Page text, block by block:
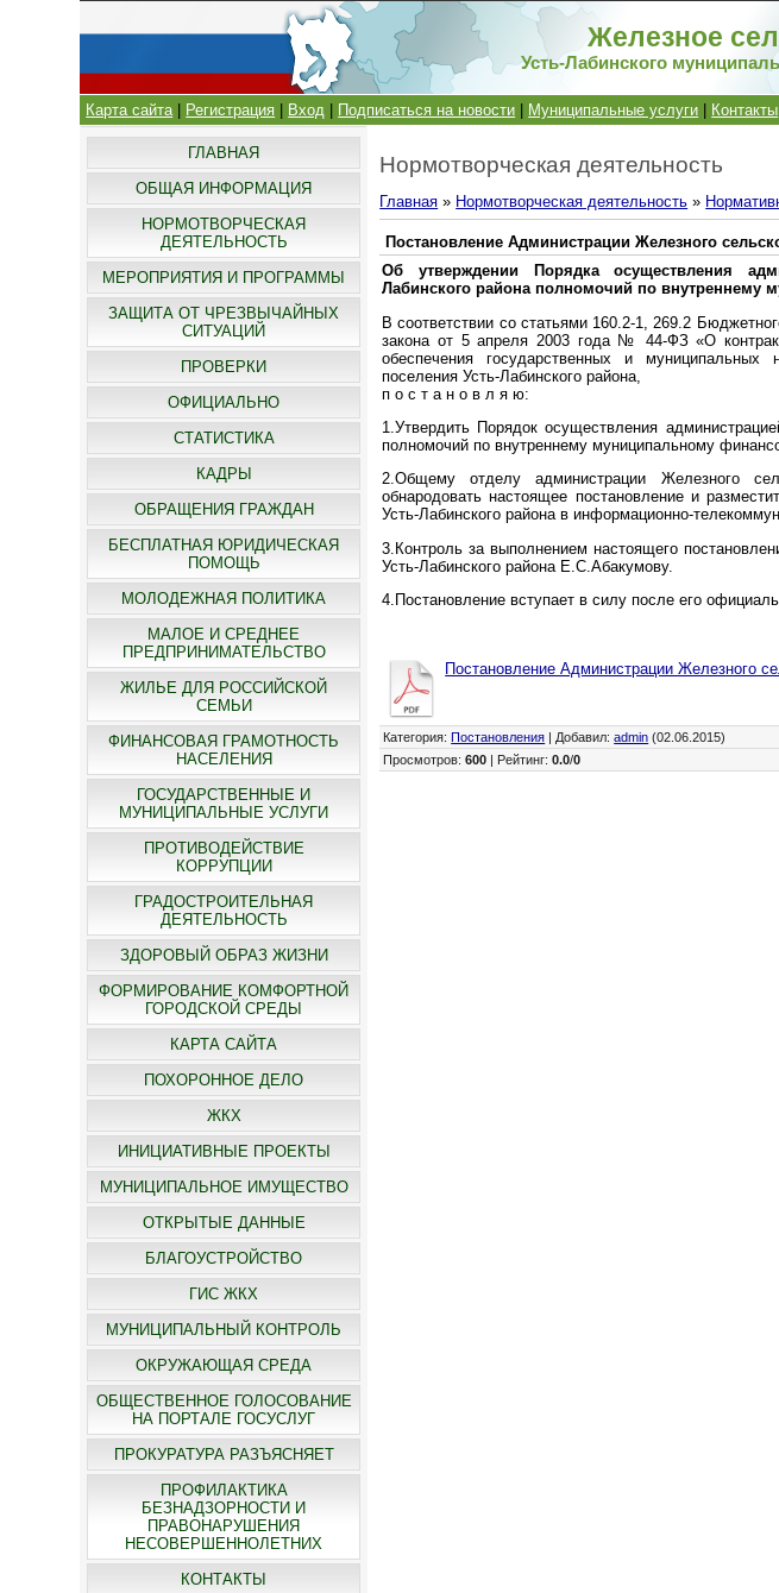
Железное
Усть-Лабинского
Карта сайта| Регистрация Вход Подписаться на новости Муниципальные услуги Контакты
ГЛАВНАЯ
ОБЩАЯ ИНФОРМАЦИЯ
НОРМОТВОРЧЕСКАЯ
ДЕЯТЕЛЬНОСТЬ
МЕРОПРИЯТИЯ И ПРОГРАММЫ
ЗАЩИТА ОТ ЧРЕЗВЫЧАЙНЫХ
СИТУАЦИЙ
ПРОВЕРКИ
ОФИЦИАЛЬНО
СТАТИСТИКА
КАДРЫ
ОБРАЩЕНИЯ ГРАЖДАН
БЕСПЛАТНАЯ ЮРИДИЧЕСКАЯ
ПОМОЩЬ
МОЛОДЕЖНАЯ ПОЛИТИКА
МАЛОЕ И СРЕДНЕЕ
ПРЕДПРИНИМАТЕЛЬСТВО
ЖИЛЬЕ ДЛЯ РОССИЙСКОЙ
СЕМЬИ
ФИНАНСОВАЯ ГРАМОТНОСТЬ
НАСЕЛЕНИЯ
ГОСУДАРСТВЕННЫЕ И
МУНИЦИПАЛЬНЫЕ УСЛУГИ
ПРОТИВОДЕЙСТВИЕ
КОРРУПЦИИ
ГРАДОСТРОИТЕЛЬНАЯ
ДЕЯТЕЛЬНОСТЬ
ЗДОРОВЫЙ ОБРАЗ ЖИЗНИ
ФОРМИРОВАНИЕ КОМФОРТНОЙ
ГОРОДСКОЙ СРЕДЫ
КАРТА САЙТА
ПОХОРОННОЕ ДЕЛО
ЖКХ
ИНИЦИАТИВНЫЕ ПРОЕКТЫ
МУНИЦИПАЛЬНОЕ ИМУЩЕСТВО
ОТКРЫТЫЕ ДАННЫЕ
БЛАГОУСТРОЙСТВО
ГИС ЖКХ
МУНИЦИПАЛЬНЫЙ КОНТРОЛЬ
ОКРУЖАЮЩАЯ СРЕДА
ОБЩЕСТВЕННОЕ ГОЛОСОВАНИЕ
НА ПОРТАЛЕ ГОСУСЛУГ
ПРОКУРАТУРА РАЗЪЯСНЯЕТ
ПРОФИЛАКТИКА
БЕЗНАДЗОРНОСТИ И
ПРАВОНАРУШЕНИЯ
НЕСОВЕРШЕННОЛЕТНИХ
КОНТАКТЫ
Нормотворческая деятельность
Главная » Нормотворческая деятельность »
Постановление Администрации Железного
Об утверждении Порядка осуществления
Лабинского района полномочий по внутреннему
В соответствии со статьями 160.2-1, 269.2
закона от 5 апреля 2003 года № 44-ФЗ «О
обеспечения государственных и
поселения Усть-Лабинского района,
п о с т а н о в л я ю:
1.Утвердить Порядок осуществления
полномочий по внутреннему муниципальному
2.Общему отделу администрации Железного
обнародовать настоящее постановление и
Усть-Лабинского района в информационно-
3.Контроль за выполнением настоящего
Усть-Лабинского района Е.С.Абакумову.
4.Постановление вступает в силу после его
Постановление Администрации Железного
Категория: Постановления Добавил:admin (02.06.2015)
Просмотров:600 Рейтинг:0.0/0